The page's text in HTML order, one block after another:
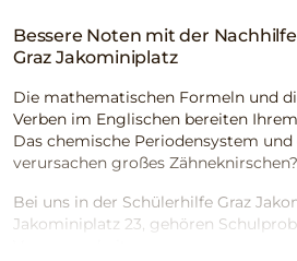
Bessere Noten mit der
Graz Jakominiplatz
Die mathematischen Formeln und
Verben im Englischen bereiten
Das chemische Periodensystem
verursachen großes Zähneknirschen?
Bei uns in der Schülerhilfe Graz
Jakominiplatz 23, gehören